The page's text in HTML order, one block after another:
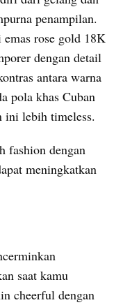
penampilan.
emas rose gold 18K
dengan detail
antara warna
pola khas Cuban
ini lebih timeless.
fashion dengan
meningkatkan
saat kamu
cheerful dengan